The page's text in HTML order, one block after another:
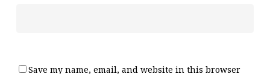
Save my name, email, and website in this browser